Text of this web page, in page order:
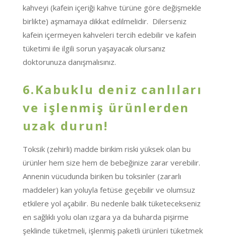
kahveyi (kafein içeriği kahve türüne göre değişmekle
birlikte) aşmamaya dikkat edilmelidir. Dilerseniz
kafein içermeyen kahveleri tercih edebilir ve kafein
tüketimi ile ilgili sorun yaşayacak olursanız
doktorunuza danışmalısınız.
6.Kabuklu deniz canlıları
ve işlenmiş ürünlerden
uzak durun!
Toksik (zehirli) madde birikim riski yüksek olan bu
ürünler hem size hem de bebeğinize zarar verebilir.
Annenin vücudunda biriken bu toksinler (zararlı
maddeler) kan yoluyla fetüse geçebilir ve olumsuz
etkilere yol açabilir. Bu nedenle balık tüketecekseniz
en sağlıklı yolu olan ızgara ya da buharda pişirme
şeklinde tüketmeli, işlenmiş paketli ürünleri tüketmek